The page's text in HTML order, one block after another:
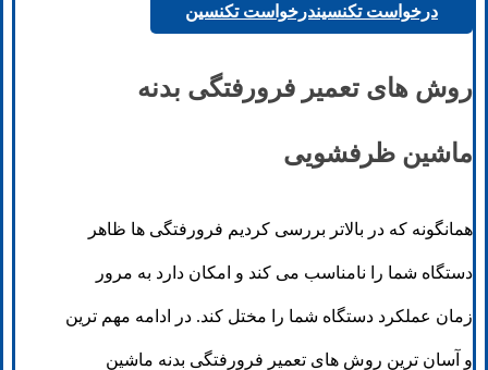
درخواست تکنسیندرخواست تکنسین
روش های تعمیر فرورفتگی بدنه
ماشین ظرفشویی
همانگونه که در بالاتر بررسی کردیم فرورفتگی ها ظاهر
دستگاه شما را نامناسب می کند و امکان دارد به مرور
زمان عملکرد دستگاه شما را مختل کند. در ادامه مهم ترین
و آسان ترین روش های تعمیر فرورفتگی بدنه ماشین